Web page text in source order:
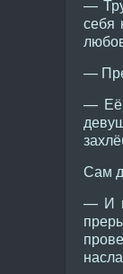
—
себя
—
— Её
Сам
— И